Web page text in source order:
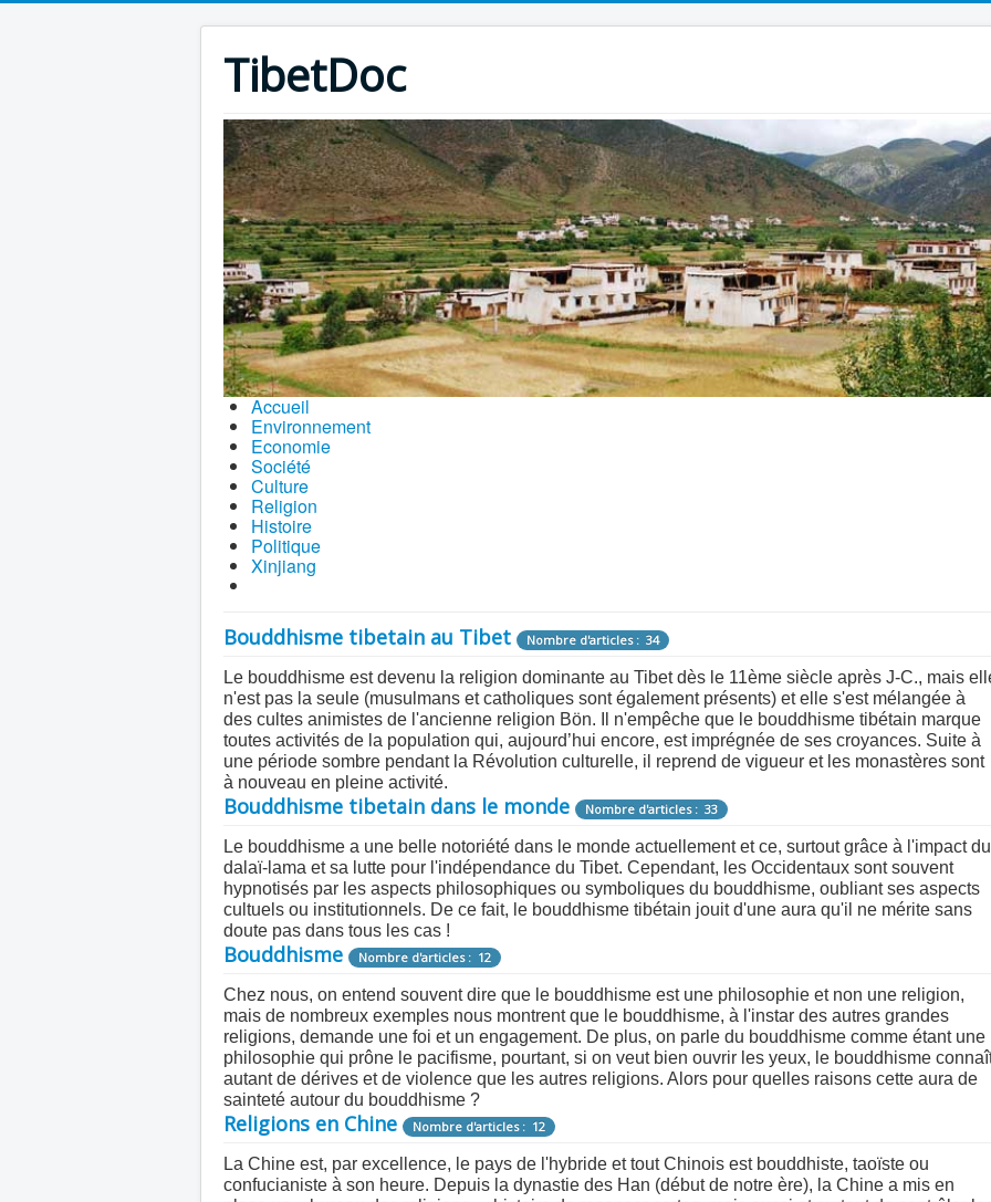
TibetDoc
Accueil
Environnement
Economie
Société
Culture
Religion
Histoire
Politique
Xinjiang
Bouddhisme tibetain au Tibet Nombre d'articles : 34
Le bouddhisme est devenu la religion dominante au Tibet dès le 11ème siècle après J-C., mais
n'est pas la seule (musulmans et catholiques sont également présents) et elle s'est mélangée à
des cultes animistes de l'ancienne religion Bön. Il n'empêche que le bouddhisme tibétain marque
toutes activités de la population qui, aujourd’hui encore, est imprégnée de ses croyances. Suite à
une période sombre pendant la Révolution culturelle, il reprend de vigueur et les monastères sont
à nouveau en pleine activité.
Bouddhisme tibetain dans le monde Nombre d'articles : 33
Le bouddhisme a une belle notoriété dans le monde actuellement et ce, surtout grâce à l'impact du
dalaï-lama et sa lutte pour l'indépendance du Tibet. Cependant, les Occidentaux sont souvent
hypnotisés par les aspects philosophiques ou symboliques du bouddhisme, oubliant ses aspects
cultuels ou institutionnels. De ce fait, le bouddhisme tibétain jouit d'une aura qu'il ne mérite sans
doute pas dans tous les cas !
Bouddhisme Nombre d'articles : 12
Chez nous, on entend souvent dire que le bouddhisme est une philosophie et non une religion,
mais de nombreux exemples nous montrent que le bouddhisme, à l'instar des autres grandes
religions, demande une foi et un engagement. De plus, on parle du bouddhisme comme étant une
philosophie qui prône le pacifisme, pourtant, si on veut bien ouvrir les yeux, le bouddhisme
autant de dérives et de violence que les autres religions. Alors pour quelles raisons cette aura de
sainteté autour du bouddhisme ?
Religions en Chine Nombre d'articles : 12
La Chine est, par excellence, le pays de l'hybride et tout Chinois est bouddhiste, taoïste ou
confucianiste à son heure. Depuis la dynastie des Han (début de notre ère), la Chine a mis en